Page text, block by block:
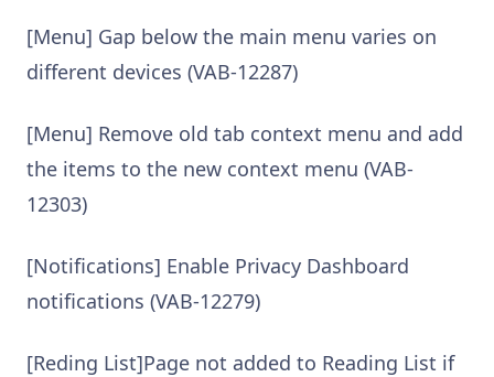
[Menu] Gap below the main menu varies on
different devices (VAB-12287)
[Menu] Remove old tab context menu and add
the items to the new context menu (VAB-
12303)
[Notifications] Enable Privacy Dashboard
notifications (VAB-12279)
[Reding List]Page not added to Reading List if